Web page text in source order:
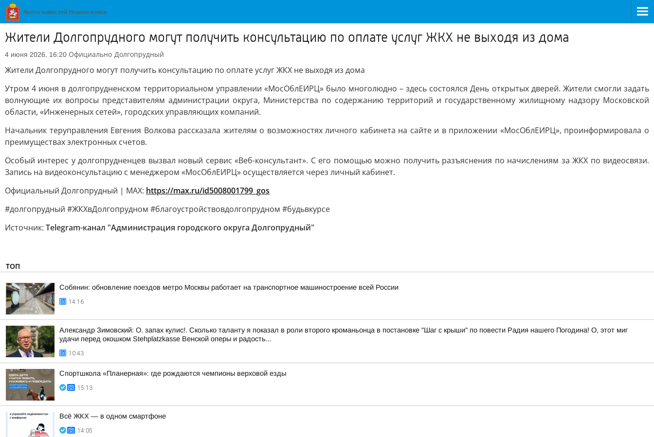
Жители Долгопрудного могут получить консультацию по оплате услуг ЖКХ не выходя из дома
4 июня 2026, 16:20 Официально Долгопрудный
Жители Долгопрудного могут получить консультацию по оплате услуг ЖКХ не выходя из дома
Утром 4 июня в долгопрудненском территориальном управлении «МосОблЕИРЦ» было многолюдно – здесь состоялся День открытых дверей. Жители смогли задать
волнующие их вопросы представителям администрации округа, Министерства по содержанию территорий и государственному жилищному надзору Московской
области, «Инженерных сетей», городских управляющих компаний.
Начальник теруправления Евгения Волкова рассказала жителям о возможностях личного кабинета на сайте и в приложении «МосОблЕИРЦ», проинформировала о
преимуществах электронных счетов.
Особый интерес у долгопрудненцев вызвал новый сервис «Веб-консультант». С его помощью можно получить разъяснения по начислениям за ЖКХ по видеосвязи.
Запись на видеоконсультацию с менеджером «МосОблЕИРЦ» осуществляется через личный кабинет.
Официальный Долгопрудный | MAX: https://max.ru/id5008001799_gos
#долгопрудный #ЖКХвДолгопрудном #благоустройствовдолгопрудном #будьвкурсе
Источник: Telegram-канал "Администрация городского округа Долгопрудный"
ТОП
Собянин: обновление поездов метро Москвы работает на транспортное машиностроение всей России
14:16
Александр Зимовский: О. запах кулис!. Сколько таланту я показал в роли второго кроманьонца в постановке "Шаг с крыши" по повести Радия нашего Погодина! О, этот миг
удачи перед окошком Stehplatzkasse Венской оперы и радость...
10:43
Спортшкола «Планерная»: где рождаются чемпионы верховой езды
15:13
Всё ЖКХ — в одном смартфоне
14:05